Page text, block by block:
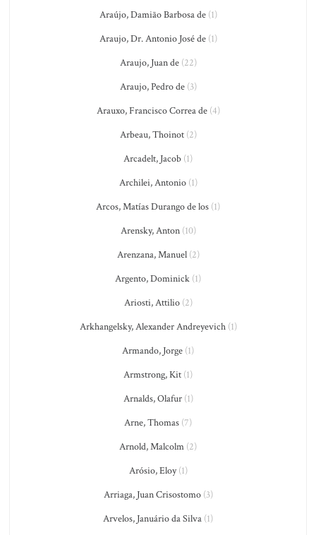
Araújo, Damião Barbosa de(1)
Araujo, Dr. Antonio José de(1)
Araujo, Juan de(22)
Araujo, Pedro de(3)
Arauxo, Francisco Correa de(4)
Arbeau, Thoinot(2)
Arcadelt, Jacob (1)
Archilei, Antonio(1)
Arcos, Matías Durango de los (1)
Arensky, Anton(10)
Arenzana, Manuel(2)
Argento, Dominick (1)
Ariosti, Attilio(2)
Arkhangelsky, Alexander Andreyevich(1)
Armando, Jorge (1)
Armstrong, Kit (1)
Arnalds, Olafur(1)
Arne, Thomas (7)
Arnold, Malcolm (2)
Arósio, Eloy(1)
Arriaga, Juan Crisostomo(3)
Arvelos, Januário da Silva (1)